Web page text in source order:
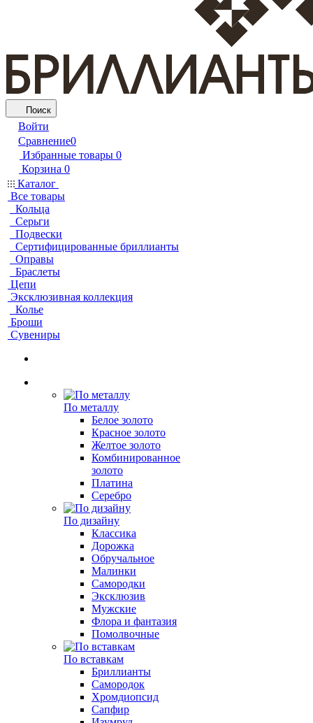
Поиск
Войти
Сравнение0
Избранные товары 0
Корзина 0
Каталог
Все товары
Кольца
Серьги
Подвески
Сертифицированные бриллианты
Оправы
Браслеты
Цепи
Эксклюзивная коллекция
Колье
Броши
Сувениры
По металлу
Белое золото
Красное золото
Желтое золото
Комбинированное
золото
Платина
Серебро
По дизайну
Классика
Дорожка
Обручальное
Малинки
Самородки
Эксклюзив
Мужские
Флора и фантазия
Помолвочные
По вставкам
Бриллианты
Самородок
Хромдиопсид
Сапфир